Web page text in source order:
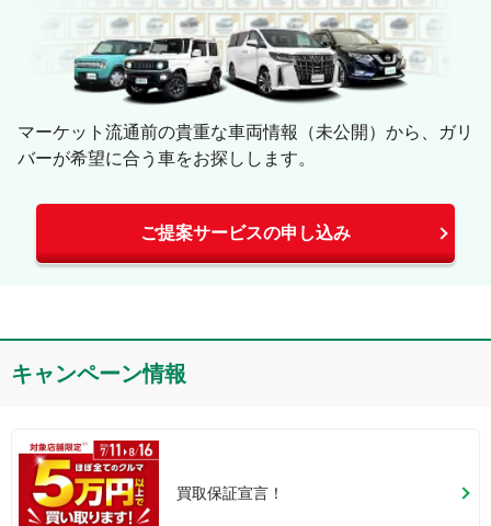
マーケット流通前の貴重な車両情報（未公開）から、ガリ
バーが希望に合う車をお探しします。
ご提案サービスの申し込み
キャンペーン情報
買取保証宣言！